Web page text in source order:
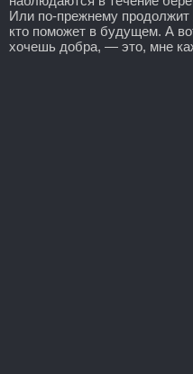
Или по-прежнему
кто поможет в будущем. А
хочешь добра, — это, мне